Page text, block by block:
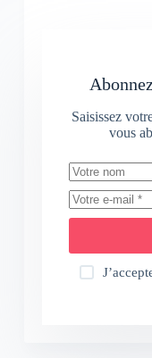
Saisissez
vous